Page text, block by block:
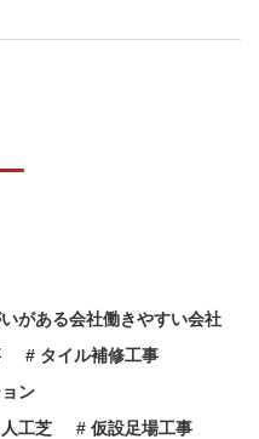
がある会社働きやすい会社
タイル補修工事
ン
人工芝
仮設足場工事